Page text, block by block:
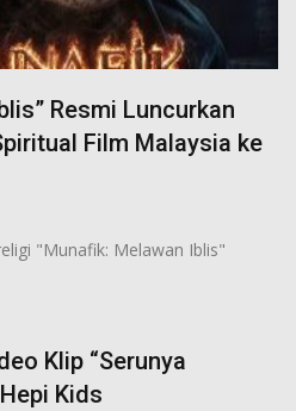
Resmi Luncurkan
Film Malaysia ke
"Munafik: Melawan Iblis"
Klip “Serunya
Kids